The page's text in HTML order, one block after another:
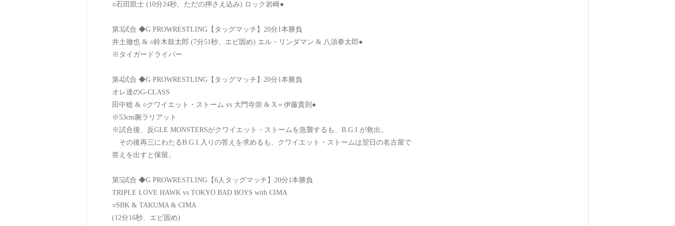
○石田凱士 (10分24秒、ただの押さえ込み) ロック岩崎●
第3試合 ◆G PROWRESTLING【タッグマッチ】20分1本勝負
井土徹也 & ○鈴木鼓太郎 (7分51秒、エビ固め) エル・リンダマン & 八須拳太郎●
※タイガードライバー
第4試合 ◆G PROWRESTLING【タッグマッチ】20分1本勝負
オレ達のG-CLASS
田中稔 & ○クワイエット・ストーム vs 大門寺崇 & X＝伊藤貴則●
※53cm腕ラリアット
※試合後、反GLE MONSTERSがクワイエット・ストームを急襲するも、B.G.I.が救出。
その後再三にわたるB.G.I.入りの答えを求めるも、クワイエット・ストームは翌日の名古屋で
答えを出すと保留。
第5試合 ◆G PROWRESTLING【6人タッグマッチ】20分1本勝負
TRIPLE LOVE HAWK vs TOKYO BAD BOYS with CIMA
○SBK & TAKUMA & CIMA
(12分16秒、エビ固め)